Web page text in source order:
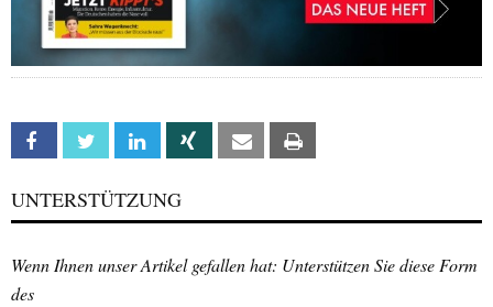
Facebook Twitter Linkedin Xing Email
UNTERSTÜTZUNG
Wenn Ihnen unser Artikel gefallen hat: Unterstützen Sie diese Form
des